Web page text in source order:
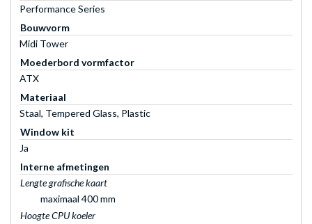
Performance Series
Bouwvorm
Midi Tower
Moederbord vormfactor
ATX
Materiaal
Staal, Tempered Glass, Plastic
Window kit
Ja
Interne afmetingen
Lengte grafische kaart
maximaal 400 mm
Hoogte CPU koeler